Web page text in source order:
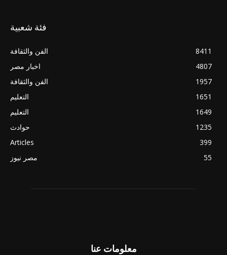
فئة شعبية
الفن والثقافة
8411
اخبار مصر
4807
الفن والثقافة
1957
التعليم
1651
التعليم
1649
حوادث
1235
Articles
399
مصر نيوز
55
معلومات عنا